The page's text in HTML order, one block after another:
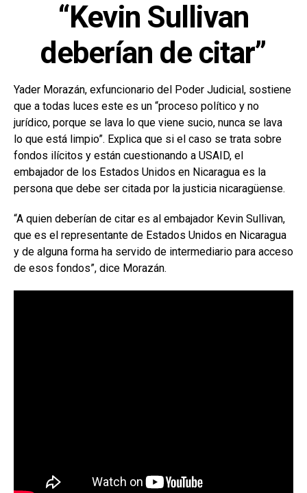
“Kevin Sullivan
deberían de citar”
Yader Morazán, exfuncionario del Poder Judicial, sostiene
que a todas luces este es un “proceso político y no
jurídico, porque se lava lo que viene sucio, nunca se lava
lo que está limpio”. Explica que si el caso se trata sobre
fondos ilícitos y están cuestionando a USAID, el
embajador de los Estados Unidos en Nicaragua es la
persona que debe ser citada por la justicia nicaragüense.
“A quien deberían de citar es al embajador Kevin Sullivan,
que es el representante de Estados Unidos en Nicaragua
y de alguna forma ha servido de intermediario para acceso
de esos fondos”, dice Morazán.